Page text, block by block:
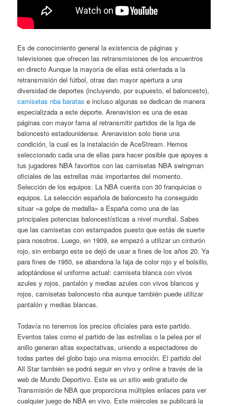
Es de conocimiento general la existencia de páginas y
televisiones que ofrecen las retransmisiones de los encuentros
en directo Aunque la mayoría de ellas está orientada a la
retransmisión del fútbol, otras dan mayor apertura a una
diversidad de deportes (incluyendo, por supuesto, el baloncesto),
camisetas nba baratas e incluso algunas se dedican de manera
especializada a este deporte. Arenavision es una de esas
páginas con mayor fama al retransmitir partidos de la liga de
baloncesto estadounidense. Arenavision solo tiene una
condición, la cual es la instalación de AceStream. Hemos
seleccionado cada una de ellas para hacer posible que apoyes a
tus jugadores NBA favoritos con las camisetas NBA swingman
oficiales de las estrellas más importantes del momento.
Selección de los equipos: La NBA cuenta con 30 franquicias o
equipos. La selección española de baloncesto ha conseguido
situar «a golpe de medalla» a España como una de las
principales potencias baloncestísticas a nivel mundial. Sabes
que las camisetas con estampados puesto que estás de suerte
para nosotros. Luego, en 1909, se empezó a utilizar un cinturón
rojo, sin embargo este se dejó de usar a fines de los años 20. Ya
para fines de 1950, se abandona la faja de color rojo y el bolsillo,
adoptándose el uniforme actual: camiseta blanca con vivos
azules y rojos, pantalón y medias azules con vivos blancos y
rojos, camisetas baloncesto nba aunque también puede utilizar
pantalón y medias blancas.
Todavía no tenemos los precios oficiales para este partido.
Eventos tales como el partido de las estrellas o la pelea por el
anillo generan altas expectativas, uniendo a espectadores de
todas partes del globo bajo una misma emoción. El partido del
All Star también se podrá seguir en vivo y online a través de la
web de Mundo Deportivo. Este es un sitio web gratuito de
Transmisión de NBA que proporciona múltiples enlaces para ver
cualquier juego de NBA en vivo. Este miércoles se publicará la